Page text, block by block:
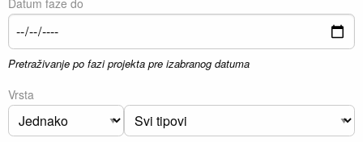
Datum faze do
Pretraživanje po fazi projekta pre izabranog datuma
Vrsta